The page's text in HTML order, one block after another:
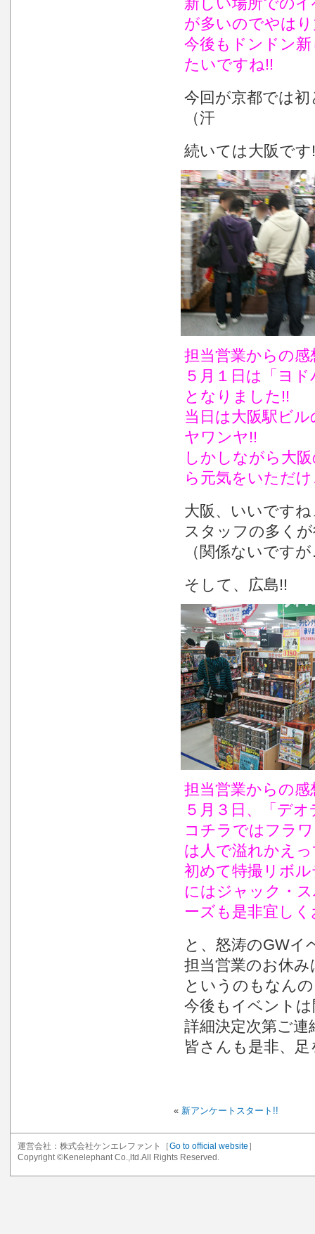
新しい場所での
が多いのでやは
今後もドンドン
たいですね!!
今回が京都では
（汗
続いては大阪です
担当営業からの感
５月１日は「ヨ
となりました!!
当日は大阪駅ビ
ヤワンヤ!!
しかしながら大
ら元気をいただ
大阪、いいです
スタッフの多く
（関係ないです
そして、広島!!
担当営業からの感
５月３日、「デ
コチラではフラ
は人で溢れかえ
初めて特撮リボ
にはジャック・
ーズも是非宜し
と、怒涛のGWイ
担当営業のお休
というのもなん
今後もイベント
詳細決定次第ご連
皆さんも是非、
« 新アンケートスタート!!
運営会社：株式会社ケンエレファント［Go to official website ］
Copyright ©Kenelephant Co.,ltd.All Rights Reserved.